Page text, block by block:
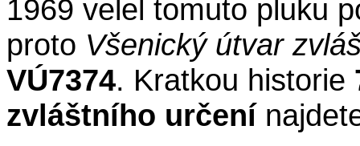
1969 velel tomuto pluku
proto Všenický útvar
VÚ7374. Kratkou historie
zvláštního určení